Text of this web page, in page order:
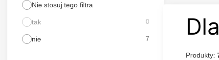
Nie stosuj tego filtra
tak 0
nie 7
Produkty: